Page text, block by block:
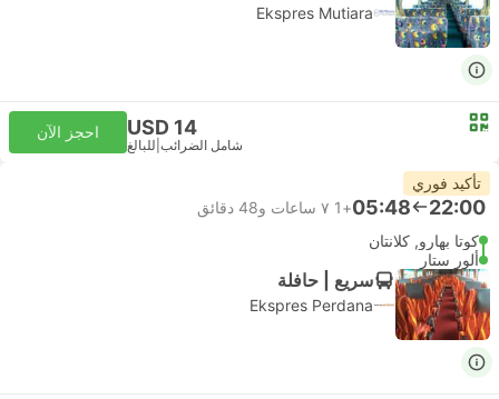
Ekspres Mutiara
USD 14
شامل الضرائب للبالغ
احجز الآن
تأكيد فوري
22:00
05:48
+1
٧ ساعات و‫48 دقائق
كوتا بهارو, كلانتان
ألور ستار
سريع | حافلة
Ekspres Perdana